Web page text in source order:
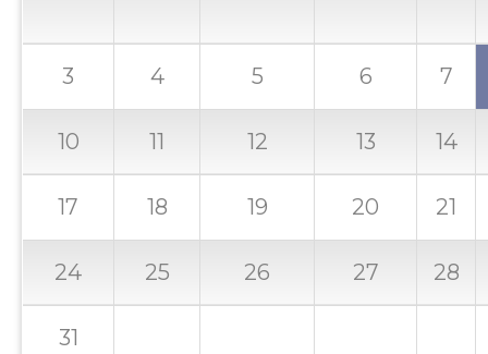
3 4 5 6 7
10 11 12 13 14
17 18 19 20 21
24 25 26 27 28
31